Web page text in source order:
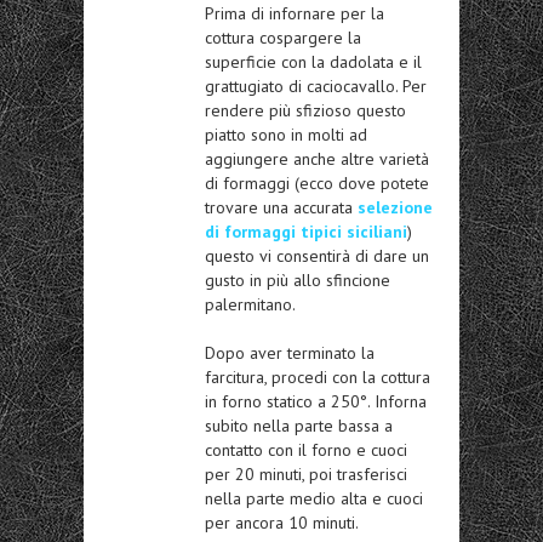
Prima di infornare per la
cottura cospargere la
superficie con la dadolata e il
grattugiato di caciocavallo. Per
rendere più sfizioso questo
piatto sono in molti ad
aggiungere anche altre varietà
di formaggi (ecco dove potete
trovare una accurata selezione
di formaggi tipici siciliani)
questo vi consentirà di dare un
gusto in più allo sfincione
palermitano.
Dopo aver terminato la
farcitura, procedi con la cottura
in forno statico a 250°. Inforna
subito nella parte bassa a
contatto con il forno e cuoci
per 20 minuti, poi trasferisci
nella parte medio alta e cuoci
per ancora 10 minuti.